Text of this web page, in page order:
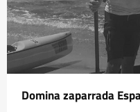
Domina zaparrada